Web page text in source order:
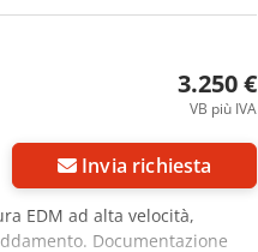
3.250 €
VB più IVA
Invia richiesta
EDM ad alta velocità,
Documentazione